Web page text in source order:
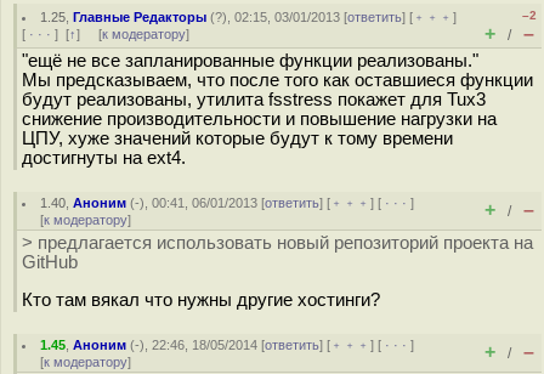
1.25 ,Главные Редакторы (?), 02:15, 03/01/2013 [ответить] [ ﹢﹢﹢]
[ · · · ] [↑] [к модератору]
–2
+ / –
"ещё не все запланированные функции реализованы."
Мы предсказываем, что после того как оставшиеся функции
будут реализованы, утилита fsstress покажет для Tux3
снижение производительности и повышение нагрузки на
ЦПУ, хуже значений которые будут к тому времени
достигнуты на ext4.
1.40 ,Аноним (-), 00:41, 06/01/2013 [ответить] [ ﹢﹢﹢] [ · · ·]
[к модератору] + / –
> предлагается использовать новый репозиторий проекта на
GitHub
Кто там вякал что нужны другие хостинги?
1.45 ,Аноним (-), 22:46, 18/05/2014 [ответить] [ ﹢﹢﹢] [ · · ·]
[к модератору] + / –